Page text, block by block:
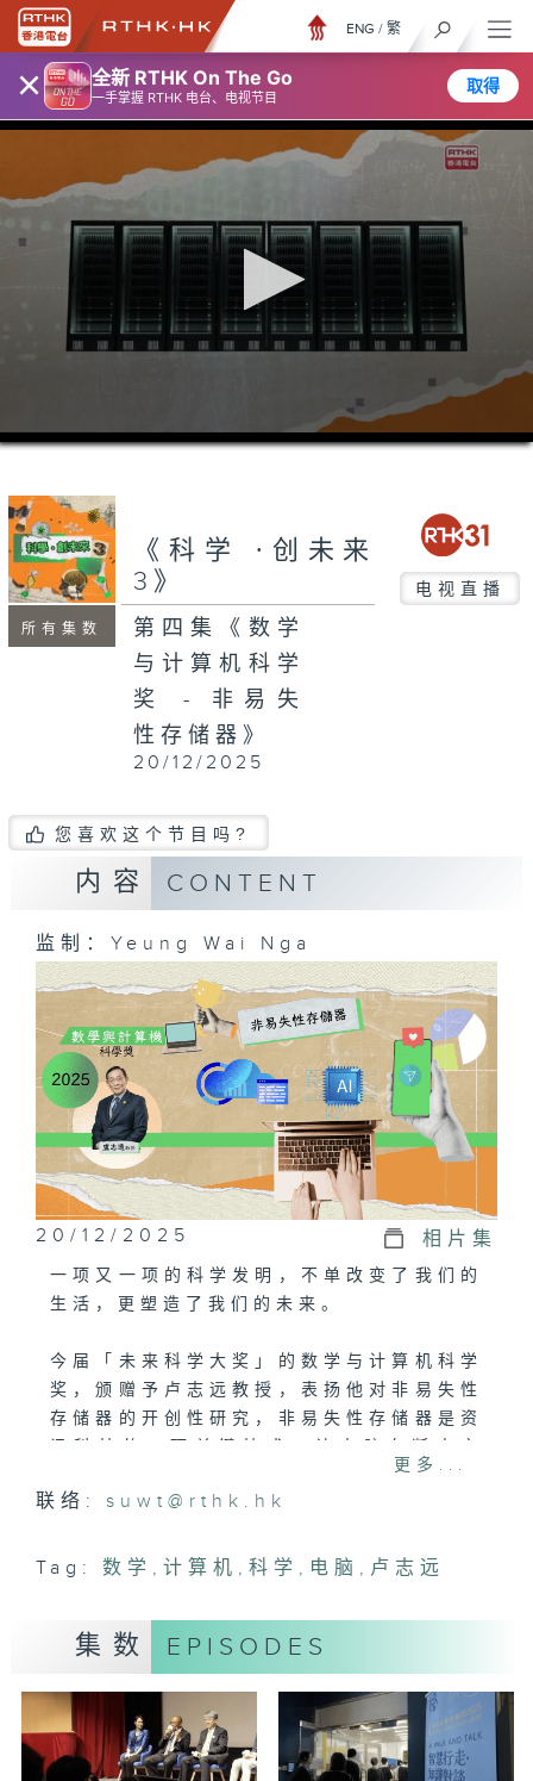
× 全新 RTHK On The Go
一手掌握 RTHK 电台、电视节目
取得
ENG / 繁
0
seconds
minutes,
6
seconds
所有集数
《科学 ∙创未来
3》
电视直播
第四集《数学
与计算机科学
奖 - 非易失
性存储器》
20/12/2025
您喜欢这个节目吗?
内容 CONTENT
监制：Yeung Wai Nga
20/12/2025 相片集
一项又一项的科学发明，不单改变了我们的
生活，更塑造了我们的未来。
今届「未来科学大奖」的数学与计算机科学
奖，颁赠予卢志远教授，表扬他对非易失性
存储器的开创性研究，非易失性存储器是资
后，数据不会消失。卢教授发明的存储器有
「加热自我修复」功能、将芯片微缩至「深
忆效能，亦为未来云端储存、人工智慧等的
更多...
联络:suwt@rthk.hk
Tag: 数学 ,计算机 ,科学 , 电脑 , 卢志远
集数 EPISODES